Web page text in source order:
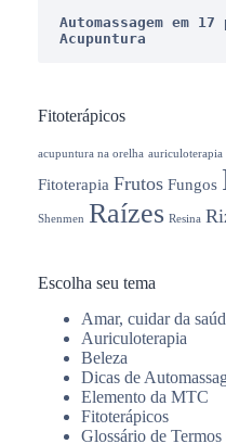
Automassagem em
Acupuntura
Fitoterápicos
acupuntura na orelha auriculoterapia
Fitoterapia Frutos Fungos
Shenmen Raízes Resina
Escolha seu tema
Amar, cuidar da
Auriculoterapia
Beleza
Dicas de
Elemento da MTC
Fitoterápicos
Glossário de Termos